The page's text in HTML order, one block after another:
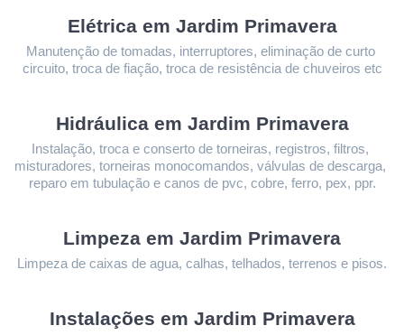
Elétrica em Jardim Primavera
Manutenção de tomadas, interruptores, eliminação de curto
circuito, troca de fiação, troca de resistência de chuveiros etc
Hidráulica em Jardim Primavera
Instalação, troca e conserto de torneiras, registros, filtros,
misturadores, torneiras monocomandos, válvulas de descarga,
reparo em tubulação e canos de pvc, cobre, ferro, pex, ppr.
Limpeza em Jardim Primavera
Limpeza de caixas de agua, calhas, telhados, terrenos e pisos.
Instalações em Jardim Primavera